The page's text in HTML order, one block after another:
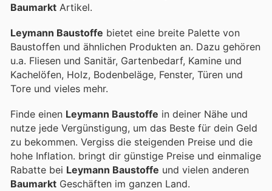
Baumarkt Artikel.
Leymann Baustoffe bietet eine breite Palette von
Baustoffen und ähnlichen Produkten an. Dazu gehören
u.a. Fliesen und Sanitär, Gartenbedarf, Kamine und
Kachelöfen, Holz, Bodenbeläge, Fenster, Türen und
Tore und vieles mehr.
Finde einen Leymann Baustoffe in deiner Nähe und
nutze jede Vergünstigung, um das Beste für dein Geld
zu bekommen. Vergiss die steigenden Preise und die
hohe Inflation. bringt dir günstige Preise und einmalige
Rabatte bei Leymann Baustoffe und vielen anderen
Baumarkt Geschäften im ganzen Land.